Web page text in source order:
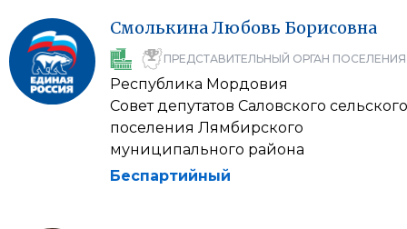
СмолькинаЛюбовь Борисовна
ПРЕДСТАВИТЕЛЬНЫЙ ОРГАН ПОСЕЛЕНИЯ
Республика Мордовия
Совет депутатов Саловского сельского
поселения Лямбирского
муниципального района
Беспартийный